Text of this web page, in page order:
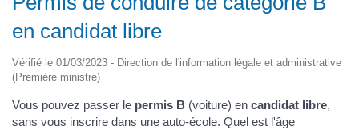
en candidat libre
Vérifié le 01/03/2023 - Direction de l'information légale et administrative
(Première ministre)
Vous pouvez passer le permis B (voiture) en candidat libre,
sans vous inscrire dans une auto-école. Quel est l'âge